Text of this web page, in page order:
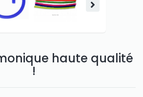
haute qualité
!